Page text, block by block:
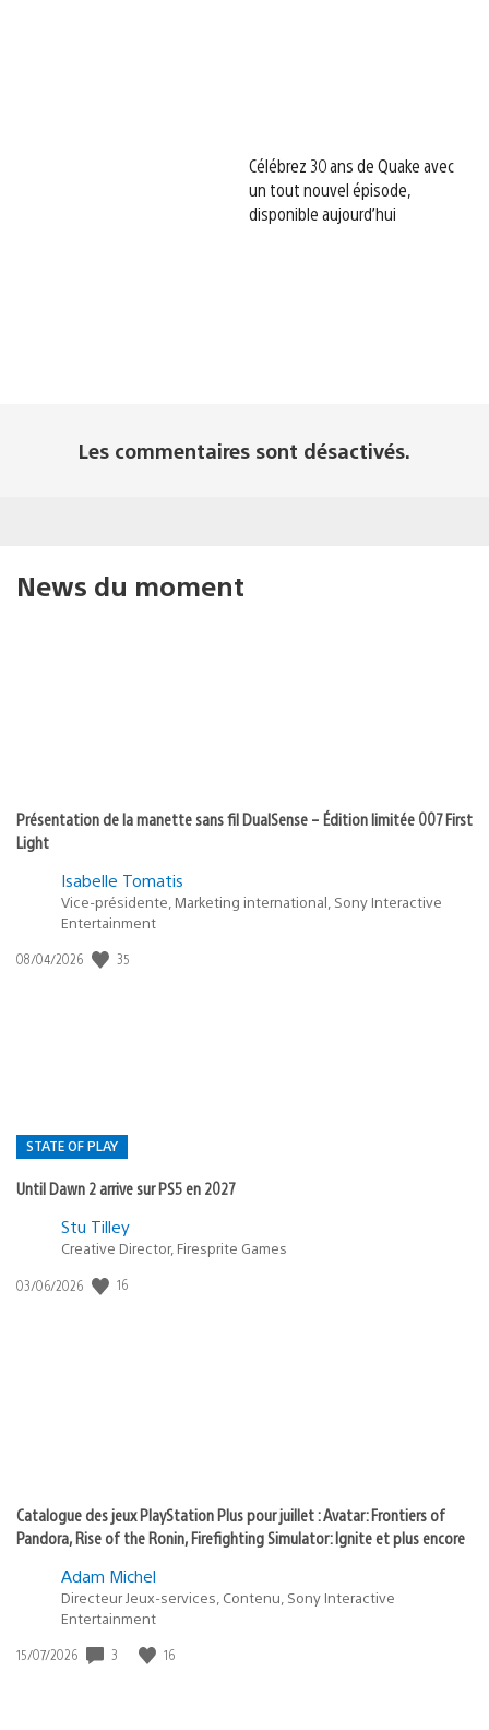
Célébrez 30 ans de Quake avec
un tout nouvel épisode,
disponible aujourd’hui
Les commentaires sont désactivés.
News du moment
Présentation de la manette sans fil DualSense – Édition limitée 007 First
Light
Isabelle Tomatis
Vice-présidente, Marketing international, Sony Interactive
Entertainment
Date
08/04/2026 35
STATE OF PLAY
Until Dawn 2 arrive sur PS5 en 2027
Postée
:
state
Stu Tilley
Creative Director, Firesprite Games
Date
03/06/2026 16
Catalogue des jeux PlayStation Plus pour juillet : Avatar: Frontiers of
Pandora, Rise of the Ronin, Firefighting Simulator: Ignite et plus encore
Adam Michel
Directeur Jeux-services, Contenu, Sony Interactive
Entertainment
Date
15/07/2026 3 16